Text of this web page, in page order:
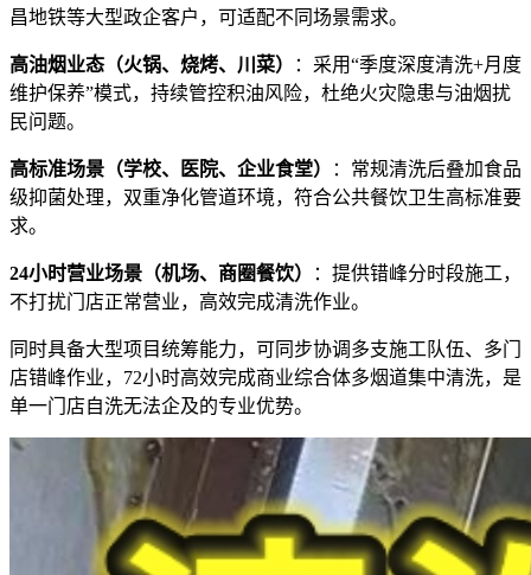
昌地铁等大型政企客户，可适配不同场景需求。
高油烟业态（火锅、烧烤、川菜）
：采用“季度深度清洗+月度
维护保养”模式，持续管控积油风险，杜绝火灾隐患与油烟扰
民问题。
高标准场景（学校、医院、企业食堂）
：常规清洗后叠加食品
级抑菌处理，双重净化管道环境，符合公共餐饮卫生高标准要
求。
24小时营业场景（机场、商圈餐饮）
：提供错峰分时段施工，
不打扰门店正常营业，高效完成清洗作业。
同时具备大型项目统筹能力，可同步协调多支施工队伍、多门
店错峰作业，72小时高效完成商业综合体多烟道集中清洗，是
单一门店自洗无法企及的专业优势。